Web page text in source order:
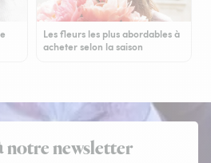
Les fleurs les plus abordables à
acheter selon la saison
notre newsletter